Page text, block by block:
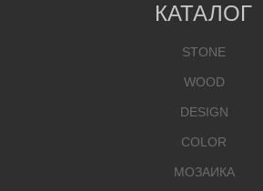
КАТАЛОГ
STONE
WOOD
DESIGN
COLOR
МОЗАИКА